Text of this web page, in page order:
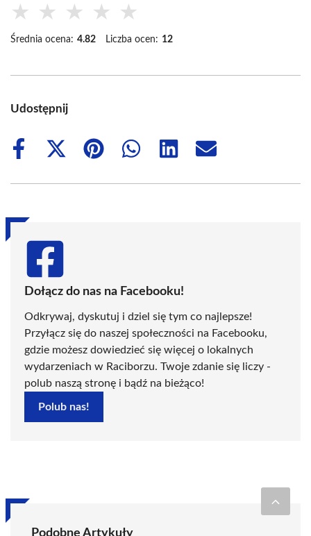
★ ★ ★ ★ ★
Średnia ocena: 4.82 Liczba ocen: 12
Udostępnij
Share
Share
(Twitter)
Share
Share
Share
Share
Dołącz do nas na Facebooku!
Odkrywaj, dyskutuj i dziel się tym co najlepsze!
Przyłącz się do naszej społeczności na Facebooku,
gdzie możesz dowiedzieć się więcej o lokalnych
wydarzeniach w Raciborzu. Twoje zdanie się liczy -
polub naszą stronę i bądź na bieżąco!
Polub nas!
Podobne Artykuły